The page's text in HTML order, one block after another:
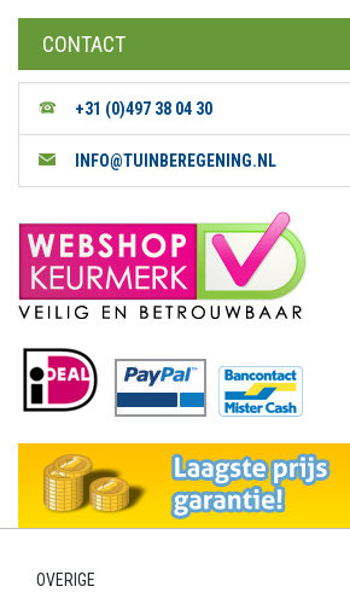
CONTACT
+31 (0)497 38 04 30
INFO@TUINBEREGENING.NL
OVERIGE